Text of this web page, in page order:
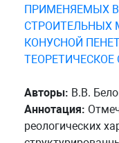
ПРИМЕНЯЕМЫХ
СТРОИТЕЛЬНЫХ
КОНУСНОЙ
Авторы: В.В.
Аннотация:
реологических